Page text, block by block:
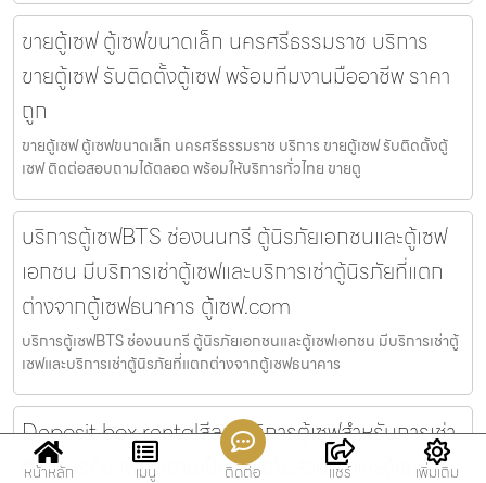
ขายตู้เซฟ ตู้เซฟขนาดเล็ก นครศรีธรรมราช บริการ
ขายตู้เซฟ รับติดตั้งตู้เซฟ พร้อมทีมงานมืออาชีพ ราคา
ถูก
ขายตู้เซฟ ตู้เซฟขนาดเล็ก นครศรีธรรมราช บริการ ขายตู้เซฟ รับติดตั้งตู้
เซฟ ติดต่อสอบถามได้ตลอด พร้อมให้บริการทั่วไทย ขายตู
บริการตู้เซฟBTS ช่องนนทรี ตู้นิรภัยเอกชนและตู้เซฟ
เอกชน มีบริการเช่าตู้เซฟและบริการเช่าตู้นิรภัยที่แตก
ต่างจากตู้เซฟธนาคาร ตู้เซฟ.com
บริการตู้เซฟBTS ช่องนนทรี ตู้นิรภัยเอกชนและตู้เซฟเอกชน มีบริการเช่าตู้
เซฟและบริการเช่าตู้นิรภัยที่แตกต่างจากตู้เซฟธนาคาร
Deposit box rentalสีลม บริการตู้เซฟสำหรับการเช่า
ตู้เซฟนิรภัย เพื่อใช้งานเป็นตู้นิรภัยส่วนตัวและตู้เซฟส่วน
หน้าหลัก เมนู ติดต่อ แชร์ เพิ่มเติม